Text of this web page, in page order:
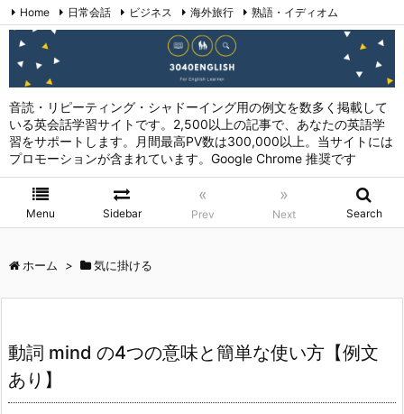
音読・リピーティング・シャドーイング用の例文を数多く掲載して
いる英会話学習サイトです。2,500以上の記事で、あなたの英語学
習をサポートします。月間最高PV数は300,000以上。当サイトには
プロモーションが含まれています。Google Chrome 推奨です
Menu Sidebar
«
Prev
»
Next Search
Home 日常会話 ビジネス 海外旅行
熟語・イディオム
英会話表現 (日本語→英語)
お問い合わせ
ホーム > 気に掛ける
動詞 mind の4つの意味と簡単な使い方【例文
あり】